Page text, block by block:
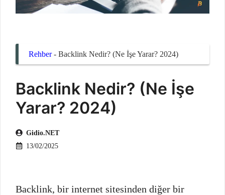
Rehber- Backlink Nedir? (Ne İşe Yarar? 2024)
Backlink Nedir? (Ne İşe
Yarar? 2024)
Gidio.NET
13/02/2025
Backlink, bir internet sitesinden diğer bir